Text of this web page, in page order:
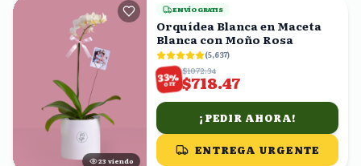
23 viendo
ENVÍO GRATIS
Orquídea Blanca en Maceta
Blanca con Moño Rosa
(5,637)
33%
OFF
$1072.34
$718.47
¡PEDIR AHORA!
ENTREGA URGENTE